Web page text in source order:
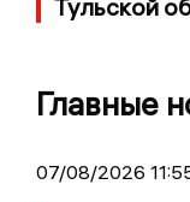
Тульской
Главные
07/08/2026